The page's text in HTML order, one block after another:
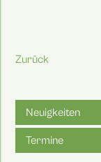
Zurück
Neuigkeiten
Termine